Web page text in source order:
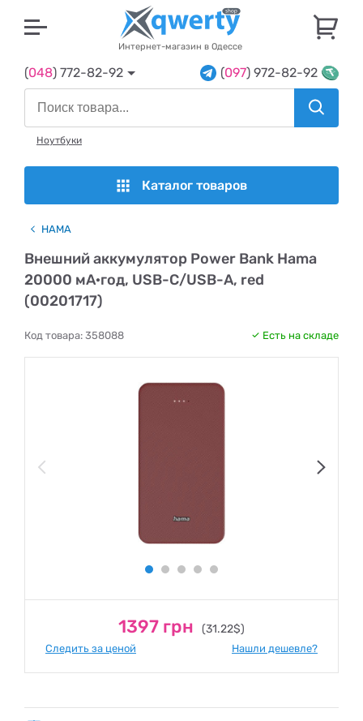
Интернет-магазин в Одессе
(048) 772-82-92 (097) 972-82-92
Ноутбуки
Каталог товаров
HAMA
Внешний аккумулятор Power Bank Hama
20000 мА·год, USB-C/USB-A, red
(00201717)
Код товара: 358088 Есть на складе
1397 грн (31.22$)
Следить за ценой Нашли дешевле?